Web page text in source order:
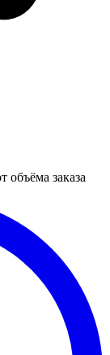
объёма заказа